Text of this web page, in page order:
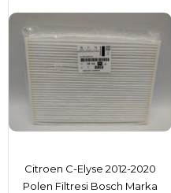
Citroen C-Elyse 2012-2020
Polen Filtresi Bosch Marka